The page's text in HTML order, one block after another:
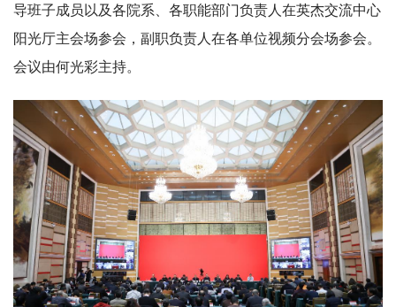
导班子成员以及各院系、各职能部门负责人在英杰交流中心
阳光厅主会场参会，副职负责人在各单位视频分会场参会。
会议由何光彩主持。